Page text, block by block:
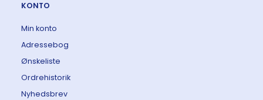
KONTO
Min konto
Adressebog
Ønskeliste
Ordrehistorik
Nyhedsbrev